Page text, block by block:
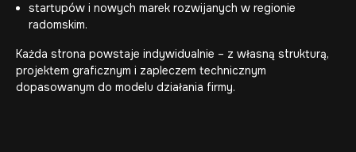
startupów i nowych marek rozwijanych w regionie
radomskim.
Każda strona powstaje indywidualnie – z własną strukturą,
projektem graficznym i zapleczem technicznym
dopasowanym do modelu działania firmy.